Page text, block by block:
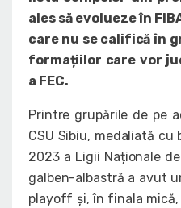
ales să evolueze în
care nu se califică în
formațiilor care vor
a FEC.
Printre grupările de pe
CSU Sibiu, medaliată
2023 a Ligii Naționale
galben-albastră a avut
playoff și, în finala